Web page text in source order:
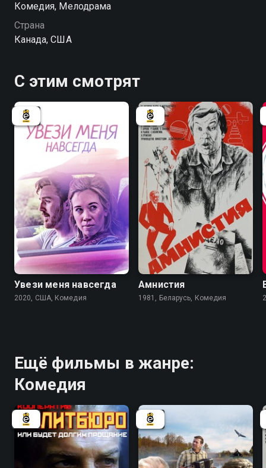
Комедия, Мелодрама
Страна
Канада, США
С этим смотрят
Увези меня навсегда
2020, США, Комедия
6.6
Амнистия
1981, Беларусь, Комедия
Ещё фильмы в жанре:
Комедия